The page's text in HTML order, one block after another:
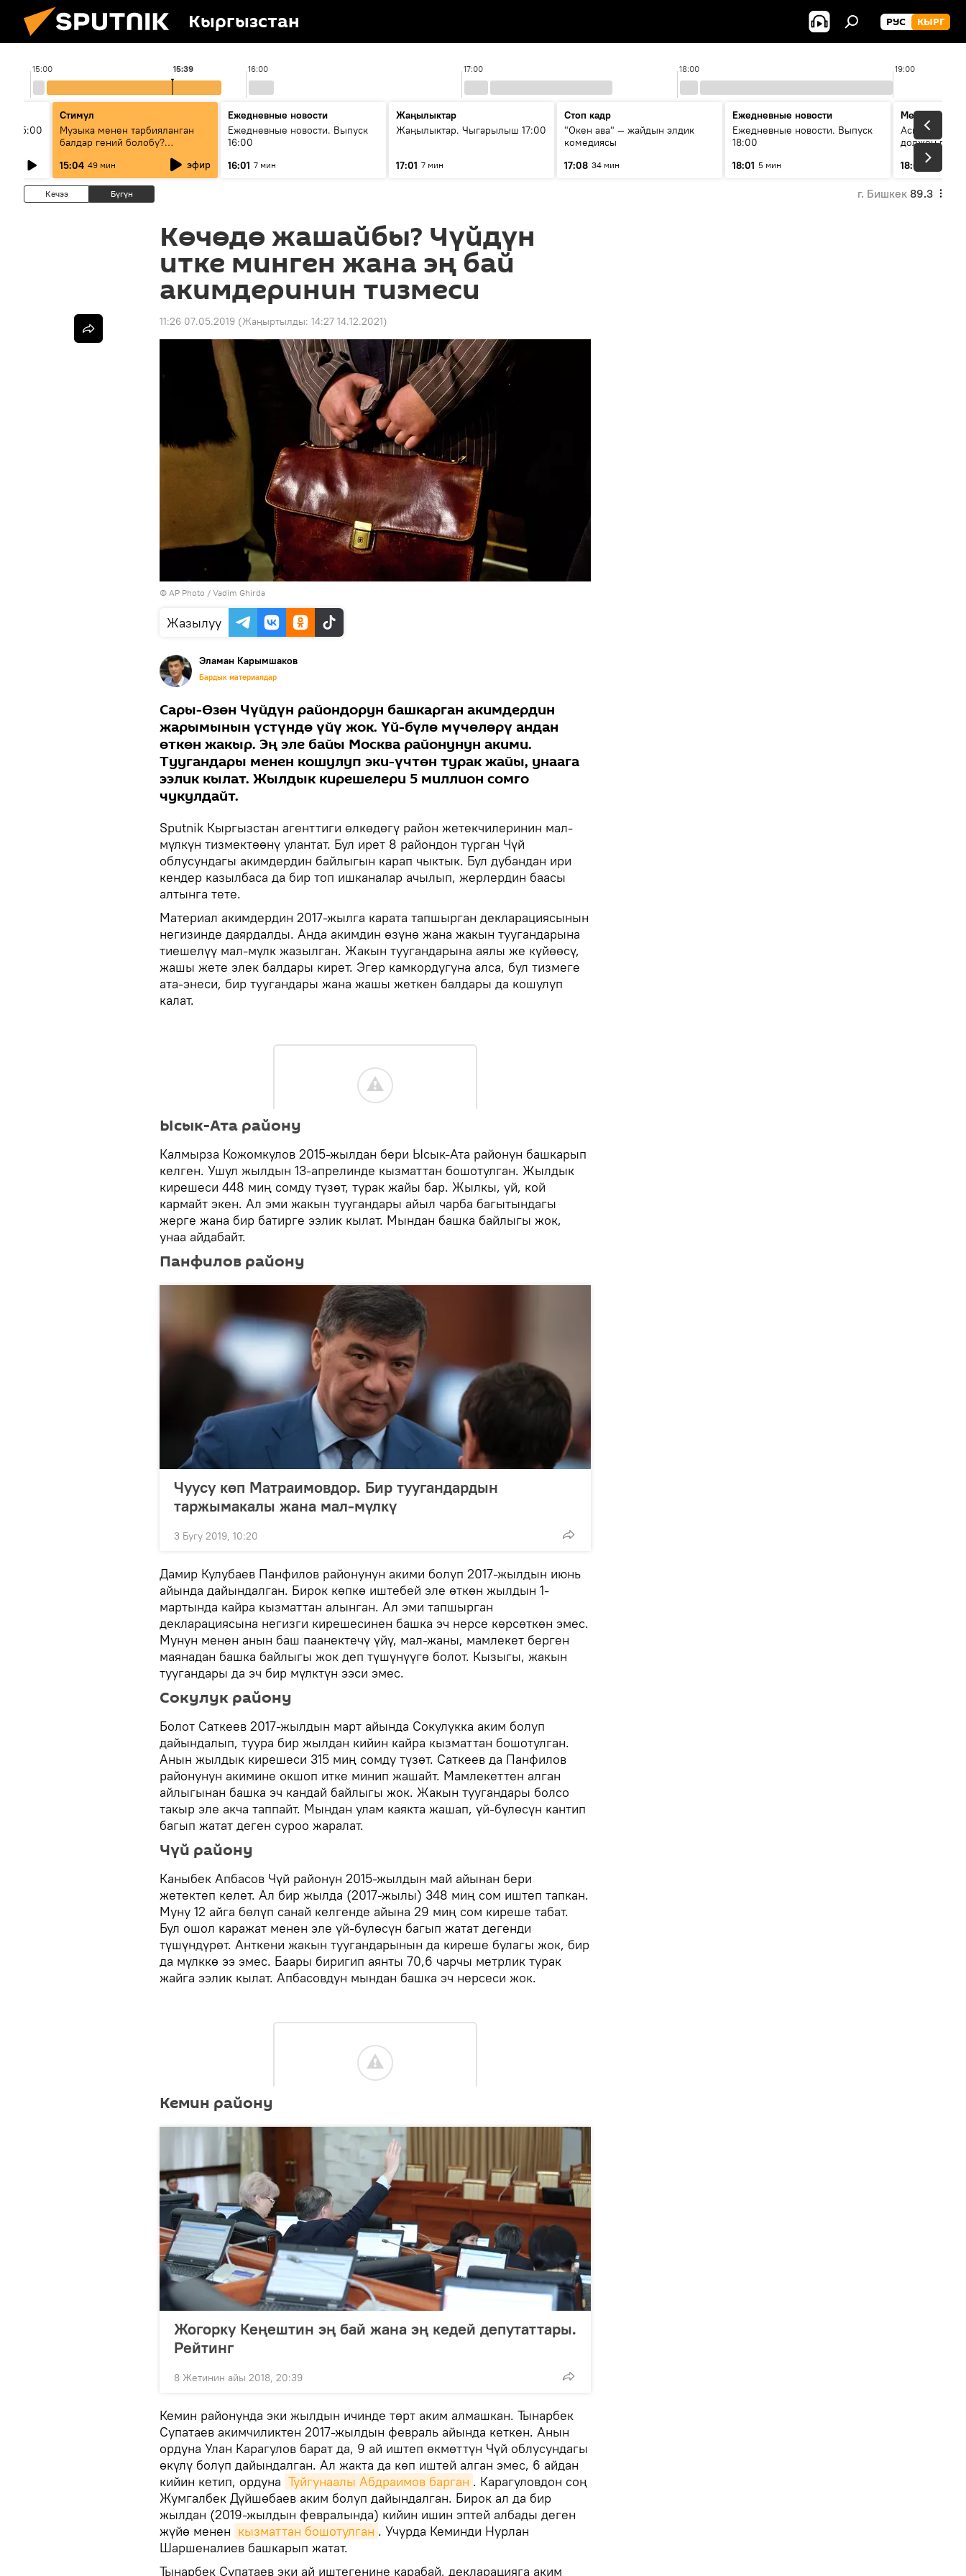
Кыргызстан РУС КЫРГ
15:00 16:00 17:00 18:00 19:00
15:39
15:00
Стимул
Музыка менен тарбияланган
балдар гений болобу?
Кыргыздын жашоосунда
музыканын орду
15:04 49 мин эфир
Ежедневные новости
Ежедневные новости. Выпуск
16:00
16:01 7 мин
Жаңылыктар
Жаңылыктар. Чыгарылыш 17:00
17:01 7 мин
Стоп кадр
"Окен ава" — жайдын элдик
комедиясы
17:08 34 мин
Ежедневные новости
Ежедневные новости. Выпуск
18:00
18:01 5 мин
Меняющие
Аскар
должен
18:06
Кечээ Бүгүн г. Бишкек 89.3
Көчөдө жашайбы? Чүйдүн
итке минген жана эң бай
акимдеринин тизмеси
11:26 07.05.2019 (Жаңыртылды: 14:27 14.12.2021)
© AP Photo / Vadim Ghirda
Жазылуу
Эламан Карымшаков
Бардык материалдар
Сары-Өзөн Чүйдүн райондорун башкарган акимдердин
жарымынын үстүндө үйү жок. Үй-бүлө мүчөлөрү андан
өткөн жакыр. Эң эле байы Москва районунун акими.
Туугандары менен кошулуп эки-үчтөн турак жайы, унаага
ээлик кылат. Жылдык кирешелери 5 миллион сомго
чукулдайт.
Sputnik Кыргызстан агенттиги өлкөдөгү район жетекчилеринин мал-
мүлкүн тизмектөөнү улантат. Бул ирет 8 райондон турган Чүй
облусундагы акимдердин байлыгын карап чыктык. Бул дубандан ири
кендер казылбаса да бир топ ишканалар ачылып, жерлердин баасы
алтынга тете.
Материал акимдердин 2017-жылга карата тапшырган декларациясынын
негизинде даярдалды. Анда акимдин өзүнө жана жакын туугандарына
тиешелүү мал-мүлк жазылган. Жакын туугандарына аялы же күйөөсү,
жашы жете элек балдары кирет. Эгер камкордугуна алса, бул тизмеге
ата-энеси, бир туугандары жана жашы жеткен балдары да кошулуп
калат.
Ысык-Ата району
Калмырза Кожомкулов 2015-жылдан бери Ысык-Ата районун башкарып
келген. Ушул жылдын 13-апрелинде кызматтан бошотулган. Жылдык
кирешеси 448 миң сомду түзөт, турак жайы бар. Жылкы, уй, кой
кармайт экен. Ал эми жакын туугандары айыл чарба багытындагы
жерге жана бир батирге ээлик кылат. Мындан башка байлыгы жок,
унаа айдабайт.
Панфилов району
Чуусу көп Матраимовдор. Бир туугандардын
таржымакалы жана мал-мүлкү
3 Бугу 2019, 10:20
Дамир Кулубаев Панфилов районунун акими болуп 2017-жылдын июнь
айында дайындалган. Бирок көпкө иштебей эле өткөн жылдын 1-
мартында кайра кызматтан алынган. Ал эми тапшырган
декларациясына негизги кирешесинен башка эч нерсе көрсөткөн эмес.
Мунун менен анын баш паанектечү үйү, мал-жаны, мамлекет берген
маянадан башка байлыгы жок деп түшүнүүгө болот. Кызыгы, жакын
туугандары да эч бир мүлктүн ээси эмес.
Сокулук району
Болот Саткеев 2017-жылдын март айында Сокулукка аким болуп
дайындалып, туура бир жылдан кийин кайра кызматтан бошотулган.
Анын жылдык кирешеси 315 миң сомду түзөт. Саткеев да Панфилов
районунун акимине окшоп итке минип жашайт. Мамлекеттен алган
айлыгынан башка эч кандай байлыгы жок. Жакын туугандары болсо
такыр эле акча таппайт. Мындан улам каякта жашап, үй-бүлөсүн кантип
багып жатат деген суроо жаралат.
Чүй району
Каныбек Апбасов Чүй районун 2015-жылдын май айынан бери
жетектеп келет. Ал бир жылда (2017-жылы) 348 миң сом иштеп тапкан.
Муну 12 айга бөлүп санай келгенде айына 29 миң сом киреше табат.
Бул ошол каражат менен эле үй-бүлөсүн багып жатат дегенди
түшүндүрөт. Анткени жакын туугандарынын да киреше булагы жок, бир
да мүлккө ээ эмес. Баары биригип аянты 70,6 чарчы метрлик турак
жайга ээлик кылат. Апбасовдун мындан башка эч нерсеси жок.
Кемин району
Жогорку Кеңештин эң бай жана эң кедей депутаттары.
Рейтинг
8 Жетинин айы 2018, 20:39
Кемин районунда эки жылдын ичинде төрт аким алмашкан. Тынарбек
Супатаев акимчиликтен 2017-жылдын февраль айында кеткен. Анын
ордуна Улан Карагулов барат да, 9 ай иштеп өкмөттүн Чүй облусундагы
өкүлү болуп дайындалган. Ал жакта да көп иштей алган эмес, 6 айдан
кийин кетип, ордуна Туйгунаалы Абдраимов барган . Карагуловдон соң
Жумгалбек Дүйшөбаев аким болуп дайындалган. Бирок ал да бир
жылдан (2019-жылдын февралында) кийин ишин эптей албады деген
жүйө менен кызматтан бошотулган . Учурда Кеминди Нурлан
Шаршеналиев башкарып жатат.
Тынарбек Супатаев эки ай иштегенине карабай, декларацияга аким